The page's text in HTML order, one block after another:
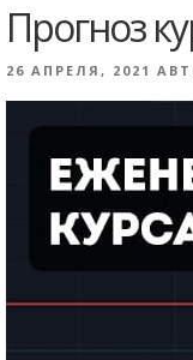
Прогноз
ОПУБЛИКОВАНО
26 АПРЕЛЯ, 2021